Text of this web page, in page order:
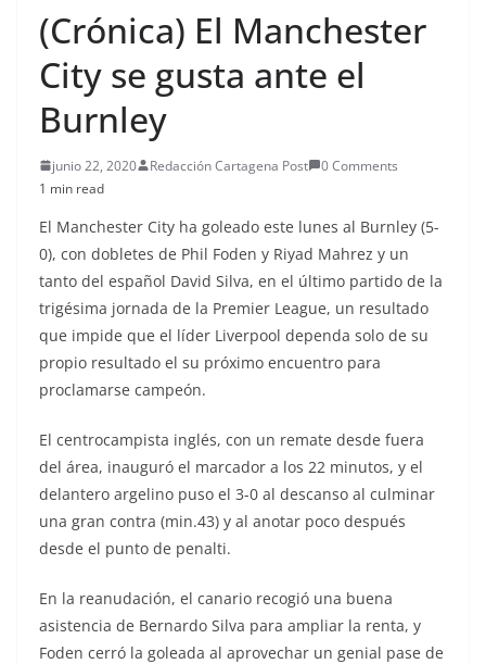
(Crónica) El Manchester
City se gusta ante el
Burnley
junio 22, 2020 Redacción Cartagena Post
0 Comments
1 min read
El Manchester City ha goleado este lunes al Burnley (5-
0), con dobletes de Phil Foden y Riyad Mahrez y un
tanto del español David Silva, en el último partido de la
trigésima jornada de la Premier League, un resultado
que impide que el líder Liverpool dependa solo de su
propio resultado el su próximo encuentro para
proclamarse campeón.
El centrocampista inglés, con un remate desde fuera
del área, inauguró el marcador a los 22 minutos, y el
delantero argelino puso el 3-0 al descanso al culminar
una gran contra (min.43) y al anotar poco después
desde el punto de penalti.
En la reanudación, el canario recogió una buena
asistencia de Bernardo Silva para ampliar la renta, y
Foden cerró la goleada al aprovechar un genial pase de